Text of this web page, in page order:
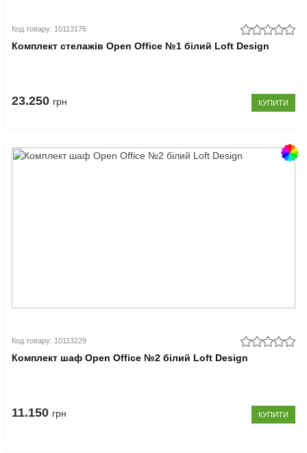
Код товару: 10113176
Комплект стелажів Open Office №1 білий Loft Design
23.250 грн КУПИТИ
Код товару: 10113229
Комплект шаф Open Office №2 білий Loft Design
11.150 грн КУПИТИ